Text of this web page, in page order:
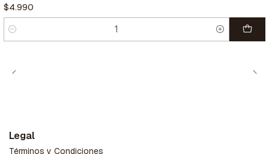
$4.990
Cantidad
Legal
Términos y Condiciones